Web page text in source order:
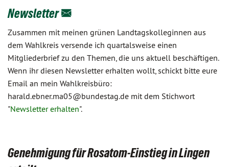
Newsletter
Zusammen mit meinen grünen Landtagskolleginnen aus
dem Wahlkreis versende ich quartalsweise einen
Mitgliederbrief zu den Themen, die uns aktuell beschäftigen.
Wenn ihr diesen Newsletter erhalten wollt, schickt bitte eure
Email an mein Wahlkreisbüro:
harald.ebner.ma05@bundestag.de mit dem Stichwort
"Newsletter erhalten".
Genehmigung für Rosatom-Einstieg in Lingen